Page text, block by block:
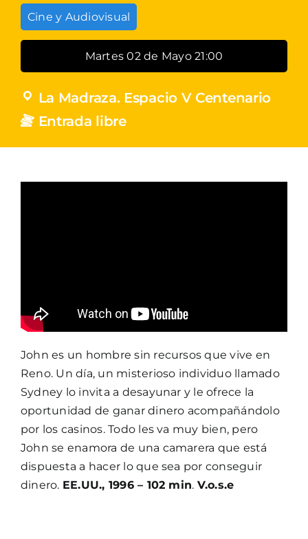
Cine y Audiovisual
Martes 02 de Mayo 21:00
La Madraza. Espacio V Centenario
Entrada libre
John es un hombre sin recursos que vive en
Reno. Un día, un misterioso individuo llamado
Sydney lo invita a desayunar y le ofrece la
oportunidad de ganar dinero acompañándolo
por los casinos. Todo les va muy bien, pero
John se enamora de una camarera que está
dispuesta a hacer lo que sea por conseguir
dinero. EE.UU., 1996 – 102 min. V.o.s.e